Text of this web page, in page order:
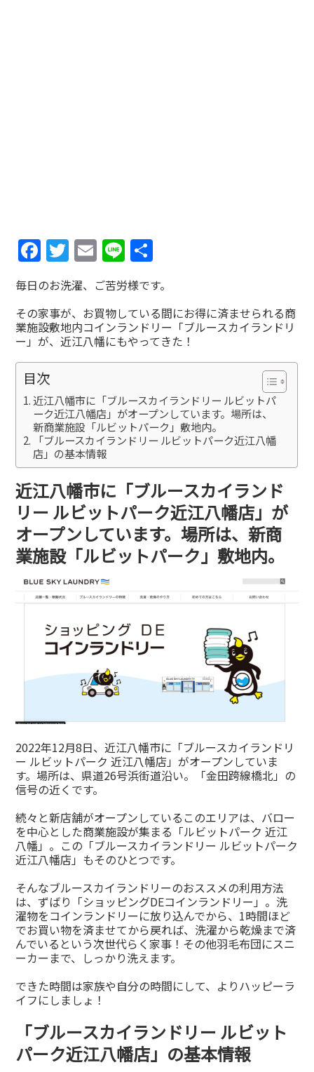
Facebook
Twitter
Email
Line
有
毎日のお洗濯、ご苦労様です。
その家事が、お買物している間にお得に済ませられる商
業施設敷地内コインランドリー「ブルースカイランドリ
ー」が、近江八幡にもやってきた！
目次
近江八幡市に「ブルースカイランドリー ルビットパ
ーク近江八幡店」がオープンしています。場所は、
新商業施設「ルビットパーク」敷地内。
「ブルースカイランドリー ルビットパーク近江八幡
店」の基本情報
近江八幡市に「ブルースカイランド
リー ルビットパーク近江八幡店」が
オープンしています。場所は、新商
業施設「ルビットパーク」敷地内。
2022年12月8日、近江八幡市に「ブルースカイランドリ
ー ルビットパーク 近江八幡店」がオープンしていま
す。場所は、県道26号浜街道沿い。「金田跨線橋北」の
信号の近くです。
続々と新店舗がオープンしているこのエリアは、バロー
を中心とした商業施設が集まる「ルビットパーク 近江
八幡」。この「ブルースカイランドリー ルビットパーク
近江八幡店」もそのひとつです。
そんなブルースカイランドリーのおススメの利用方法
は、ずばり「ショッピングDEコインランドリー」。洗
濯物をコインランドリーに放り込んでから、1時間ほど
でお買い物を済ませてから戻れば、洗濯から乾燥まで済
んでいるという次世代らく家事！その他羽毛布団にスニ
ーカーまで、しっかり洗えます。
できた時間は家族や自分の時間にして、よりハッピーラ
イフにしましょ！
「ブルースカイランドリー ルビット
パーク近江八幡店」の基本情報